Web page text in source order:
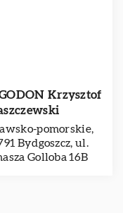
Krzysztof
pomorskie,
Bydgoszcz, ul.
Golloba 16B